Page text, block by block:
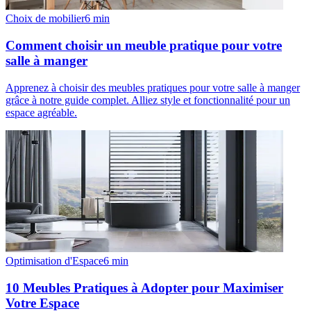
Choix de mobilier6 min
Comment choisir un meuble pratique pour votre
salle à manger
Apprenez à choisir des meubles pratiques pour votre salle à manger
grâce à notre guide complet. Alliez style et fonctionnalité pour un
espace agréable.
Optimisation d'Espace6 min
10 Meubles Pratiques à Adopter pour Maximiser
Votre Espace